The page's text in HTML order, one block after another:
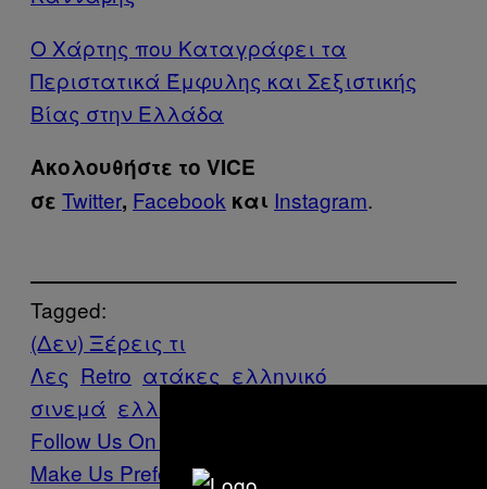
Ο Χάρτης που Καταγράφει τα
Περιστατικά Έμφυλης και Σεξιστικής
Βίας στην Ελλάδα
Ακολουθήστε το VICE
σε Twitter, Facebook και Instagram.
Tagged:
(Δεν) Ξέρεις τι
Λες Retro ατάκες ελληνικό
σινεμά ελληνικός κινηματογράφος
Follow Us On Discover
Make Us Preferred In Top Stories